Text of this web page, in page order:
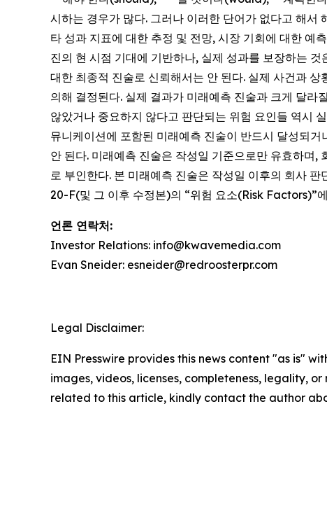
시하는 경우가 많다. 그러나 이러한 단어가 없다고 해서
타 성과 지표에 대한 추정 및 전망, 시장 기회에 대한 예
진의 현 시점 기대에 기반하나, 실제 성과를 보장하는
대한 최종적 진술로 신뢰해서는 안 된다. 실제 사건과
의해 결정된다. 실제 결과가 미래예측 진술과 크게 달라
않았거나 중요하지 않다고 판단되는 위험 요인들 역시
뮤니케이션에 포함된 미래예측 진술이 반드시 달성되
안 된다. 미래예측 진술은 작성일 기준으로만 유효하며
로 부인한다. 본 미래예측 진술은 작성일 이후의 회사
20-F(및 그 이후 수정본)의 “위험 요소(Risk Factors)”
언론 연락처:
Investor Relations: info@kwavemedia.com
Evan Sneider: esneider@redroosterpr.com
Legal Disclaimer:
EIN Presswire provides this news content "as is"
images, videos, licenses, completeness, legality,
related to this article, kindly contact the author